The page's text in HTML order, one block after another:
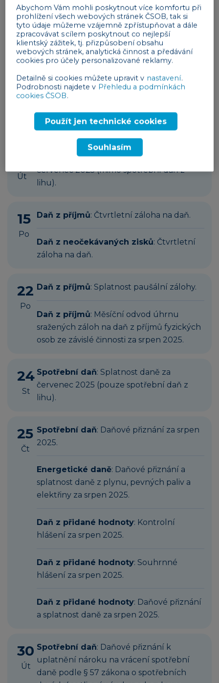
1
Po
Daň z příjmů: Odvod daně vybírané
srážkou podle zvláštní sazby daně za
červenec 2025.
Daň z nemovitých věcí : Splatnost 1.
splátky daně (poplatníci provozující
zemědělskou výrobu s daní vyšší než 5
000 Kč).
Út
Spotřební daň: Splatnost daně za
červenec 2025 (mimo spotřební daň z
lihu).
15
Po
Daň z příjmů: Čtvrtletní záloha na daň.
Daň z neočekávaných zisků: Čtvrtletní
záloha na daň.
22
Po
Daň z příjmů: Splatnost paušální zálohy.
Daň z příjmů: Měsíční odvod úhrnu
sražených záloh na daň z příjmů fyzických
osob ze závislé činnosti za srpen 2025.
24
St
Spotřební daň: Splatnost daně za
červenec 2025 (pouze spotřební daň z
lihu).
25
Čt
Spotřební daň: Daňové přiznání za srpen
2025.
Energetické daně: Daňové přiznání a
splatnost daně z plynu, pevných paliv a
elektřiny za srpen 2025.
Daň z přidané hodnoty: Kontrolní
hlášení za srpen 2025.
Daň z přidané hodnoty: Souhrnné
hlášení za srpen 2025.
Daň z přidané hodnoty: Daňové přiznání
a splatnost daně za srpen 2025.
30
Út
Spotřební daň: Daňové přiznání k
uplatnění nároku na vrácení spotřební
daně podle § 57 zákona o spotřebních
Abychom Vám mohli poskytnout více komfortu při
prohlížení všech webových stránek ČSOB, tak si
tyto údaje můžeme vzájemně zpřístupňovat a dále
zpracovávat s cílem poskytnout co nejlepší
klientský zážitek, tj. přizpůsobení obsahu
webových stránek, analytická činnost a předávání
cookies pro účely personalizované reklamy.
Detailně si cookies můžete upravit v nastavení.
Podrobnosti najdete v Přehledu a podmínkách
cookies ČSOB.
Použít jen technické cookies
Souhlasím